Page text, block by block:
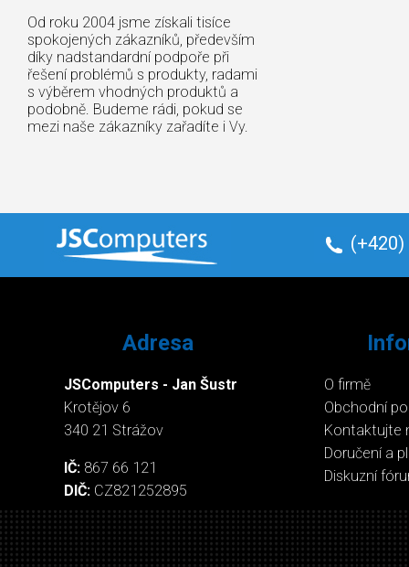
Od roku 2004 jsme získali tisíce
spokojených zákazníků, především
díky nadstandardní podpoře při
řešení problémů s produkty, radami
s výběrem vhodných produktů a
podobně. Budeme rádi, pokud se
mezi naše zákazníky zařadíte i Vy.
(+420)
Adresa
JSComputers - Jan Šustr
Krotějov 6
340 21 Strážov
IČ: 867 66 121
DIČ: CZ821252895
O firmě
Obchodní
Kontaktujte
Doručení a
Diskuzní